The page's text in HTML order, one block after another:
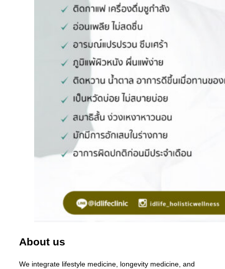
About us
We integrate lifestyle medicine, longevity medicine, and